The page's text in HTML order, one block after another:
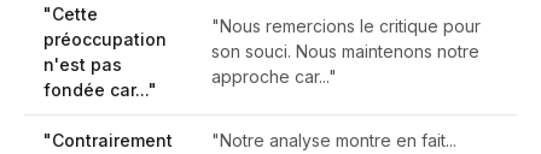
"Cette
préoccupation
n'est pas
fondée car..."
"Nous remercions le critique pour
son souci. Nous maintenons notre
approche car..."
"Contrairement
"Notre analyse montre en fait...